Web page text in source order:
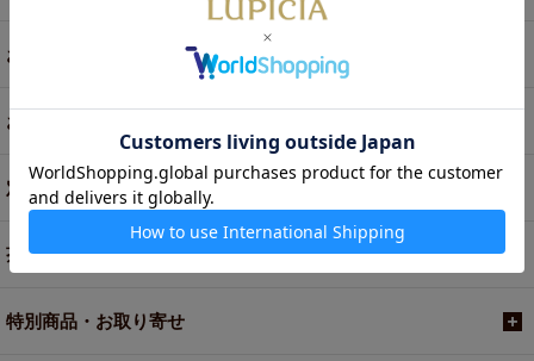
お菓子・食品・飲料
お買い得商品
定期便
茶器・オリジナルグッズ
特別商品・お取り寄せ